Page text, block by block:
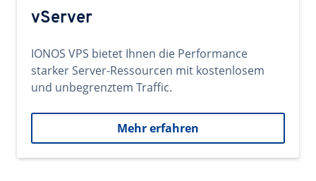
vServer
IONOS VPS bietet Ihnen die Performance
starker Server-Ressourcen mit kostenlosem
und unbegrenztem Traffic.
Mehr erfahren